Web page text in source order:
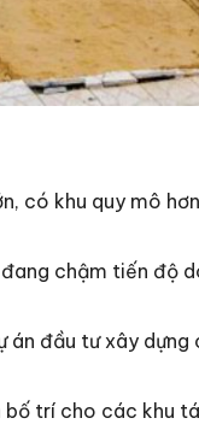
có khu quy mô
chậm tiến độ
án đầu tư xây
trí cho các khu